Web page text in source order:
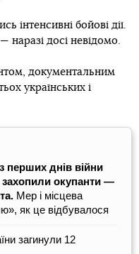
інтенсивні бойові дії.
наразі досі невідомо.
документальним
українських і
перших днів війни
захопили окупанти —
Мер і місцева
як це відбувалося
загинули 12